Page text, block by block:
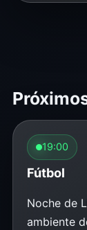
19:00
Fútbol
Noche de
ambiente